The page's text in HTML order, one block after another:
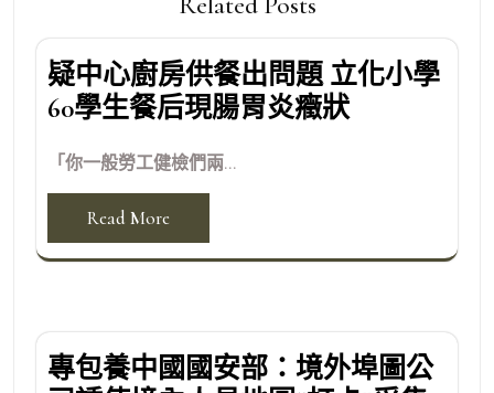
疑中心廚房供餐出問題 立化小學
60學生餐后現腸胃炎癥狀
「你一般勞工健檢們兩...
Read More
專包養中國國安部：境外埠圖公